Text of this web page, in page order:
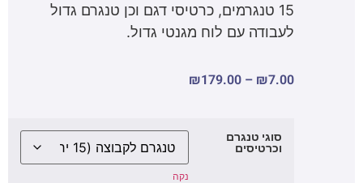
15 טנגרמים, כרטיסי דגם וכן טנגרם גדול
לעבודה עם לוח מגנטי גדול.
₪7.00
–
₪179.00
סוגי טנגרם
וכרטיסים
נקה